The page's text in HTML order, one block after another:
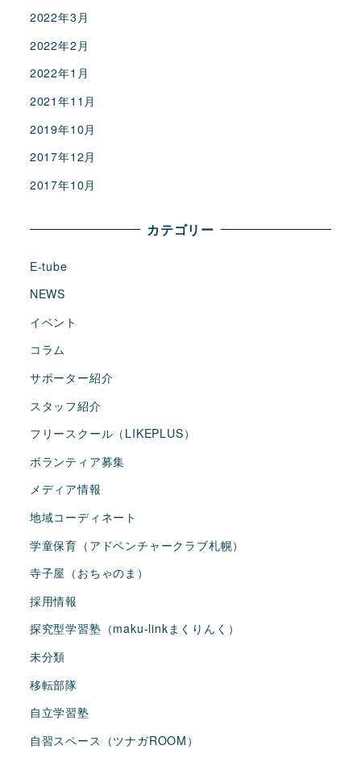
2022年3月
2022年2月
2022年1月
2021年11月
2019年10月
2017年12月
2017年10月
カテゴリー
E-tube
NEWS
イベント
コラム
サポーター紹介
スタッフ紹介
フリースクール（LIKEPLUS）
ボランティア募集
メディア情報
地域コーディネート
学童保育（アドベンチャークラブ札幌）
寺子屋（おちゃのま）
採用情報
探究型学習塾（maku-linkまくりんく）
未分類
移転部隊
自立学習塾
自習スペース（ツナガROOM）